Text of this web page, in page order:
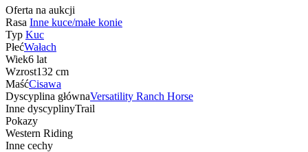
Oferta na aukcji
Rasa Inne kuce/małe konie
Typ Kuc
PłećWałach
Wiek6 lat
Wzrost132 cm
MaśćCisawa
Dyscyplina głównaVersatility Ranch Horse
Inne dyscyplinyTrail
Pokazy
Western Riding
Inne cechy